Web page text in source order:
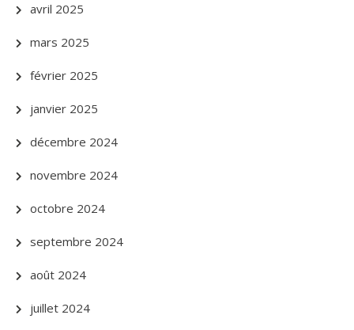
avril 2025
mars 2025
février 2025
janvier 2025
décembre 2024
novembre 2024
octobre 2024
septembre 2024
août 2024
juillet 2024